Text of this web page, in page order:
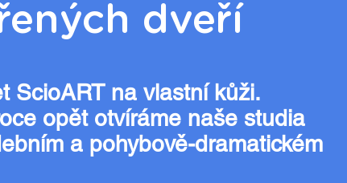
dveří
ScioART na vlastní kůži.
opět otvíráme naše studia
a pohybově-dramatickém